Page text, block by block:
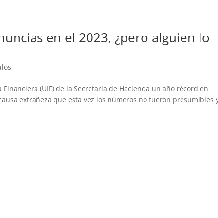
en el 2023, ¿pero alguien lo
(UIF) de la Secretaría de Hacienda un año récord en
extrañeza que esta vez los números no fueron presumibles